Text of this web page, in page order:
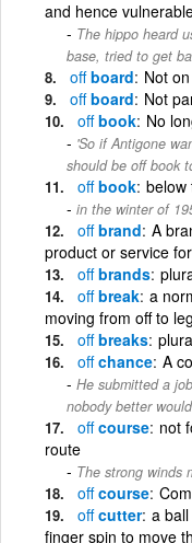
and hence
The hippo heard
base, tried to get
offboard Not
offboard Not
offbook No
'So if Antigone
should be off book
offbook below
in the winter of
offbrand A
product or service
offbrands
offbreak a
moving from off to
offbreaks
offchance A
He submitted a
nobody better
offcourse not
route
The strong winds
offcourse
offcutter a
finger spin to move